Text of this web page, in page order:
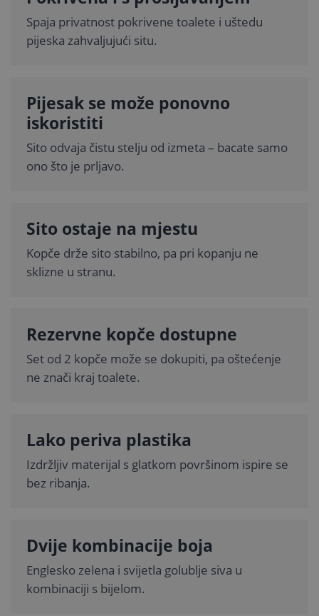
Spaja privatnost pokrivene toalete i uštedu
pijeska zahvaljujući situ.
Pijesak se može ponovno
iskoristiti
Sito odvaja čistu stelju od izmeta – bacate samo
ono što je prljavo.
Sito ostaje na mjestu
Kopče drže sito stabilno, pa pri kopanju ne
sklizne u stranu.
Rezervne kopče dostupne
Set od 2 kopče može se dokupiti, pa oštećenje
ne znači kraj toalete.
Lako periva plastika
Izdržljiv materijal s glatkom površinom ispire se
bez ribanja.
Dvije kombinacije boja
Englesko zelena i svijetla golublje siva u
kombinaciji s bijelom.